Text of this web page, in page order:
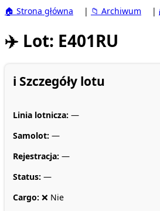
🏠 Strona główna | 📁 Archiwum |
✈️ Lot: E401RU
ℹ️ Szczegóły lotu
Linia lotnicza: —
Samolot: —
Rejestracja: —
Status: —
Cargo: ❌ Nie